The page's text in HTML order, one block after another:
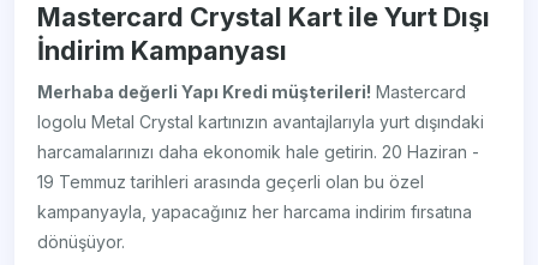
Mastercard Crystal Kart ile Yurt Dışı
İndirim Kampanyası
Merhaba değerli Yapı Kredi müşterileri! Mastercard
logolu Metal Crystal kartınızın avantajlarıyla yurt dışındaki
harcamalarınızı daha ekonomik hale getirin. 20 Haziran -
19 Temmuz tarihleri arasında geçerli olan bu özel
kampanyayla, yapacağınız her harcama indirim fırsatına
dönüşüyor.